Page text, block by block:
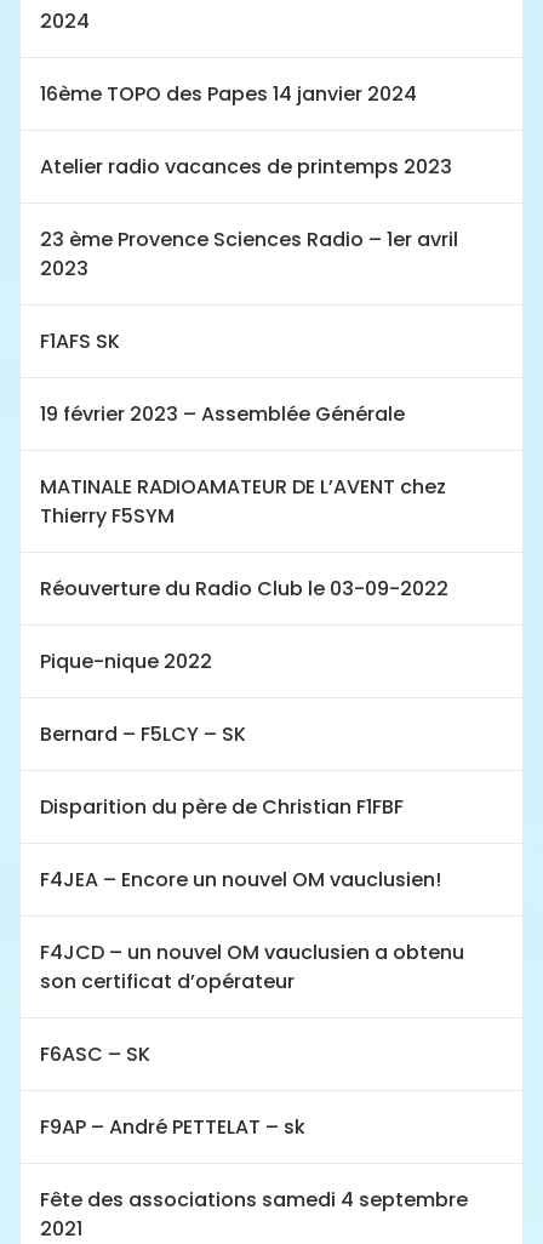
2024
16ème TOPO des Papes 14 janvier 2024
Atelier radio vacances de printemps 2023
23 ème Provence Sciences Radio – 1er avril
2023
F1AFS SK
19 février 2023 – Assemblée Générale
MATINALE RADIOAMATEUR DE L’AVENT chez
Thierry F5SYM
Réouverture du Radio Club le 03-09-2022
Pique-nique 2022
Bernard – F5LCY – SK
Disparition du père de Christian F1FBF
F4JEA – Encore un nouvel OM vauclusien!
F4JCD – un nouvel OM vauclusien a obtenu
son certificat d’opérateur
F6ASC – SK
F9AP – André PETTELAT – sk
Fête des associations samedi 4 septembre
2021